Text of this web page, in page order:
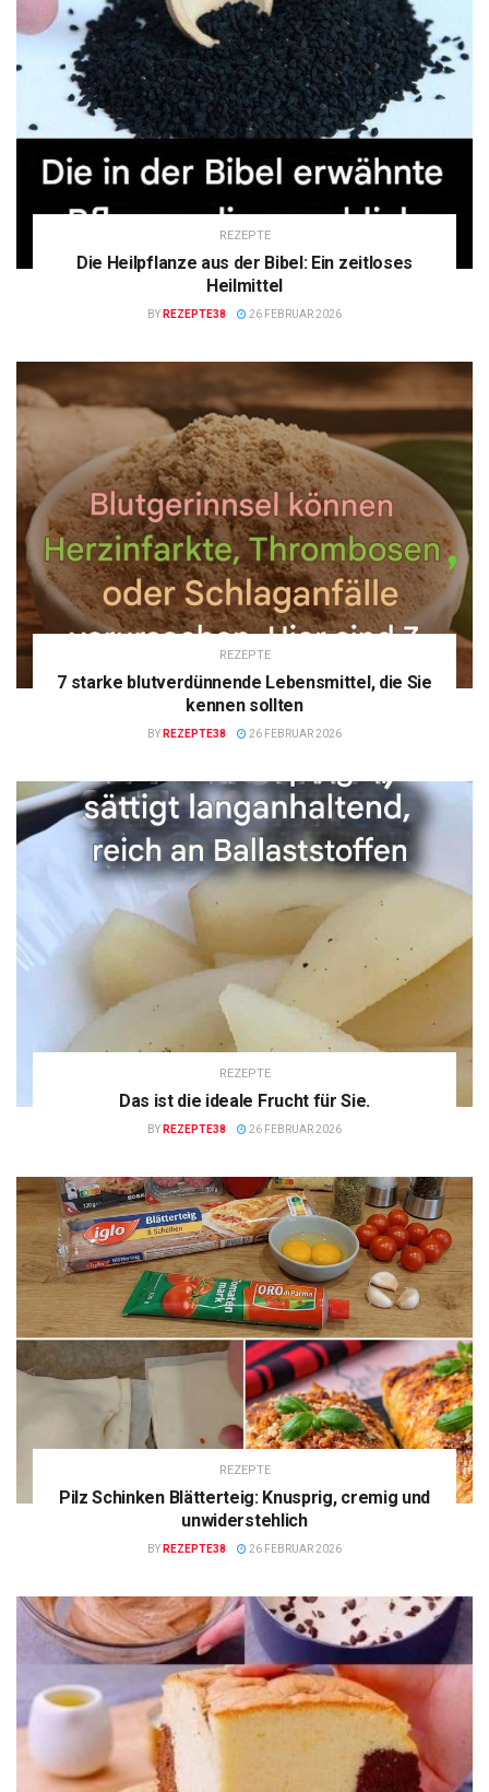
REZEPTE
Die Heilpflanze aus der Bibel: Ein zeitloses
Heilmittel
BY REZEPTE38 26 FEBRUAR 2026
REZEPTE
7 starke blutverdünnende Lebensmittel, die Sie
kennen sollten
BY REZEPTE38 26 FEBRUAR 2026
REZEPTE
Das ist die ideale Frucht für Sie.
BY REZEPTE38 26 FEBRUAR 2026
REZEPTE
Pilz Schinken Blätterteig: Knusprig, cremig und
unwiderstehlich
BY REZEPTE38 26 FEBRUAR 2026